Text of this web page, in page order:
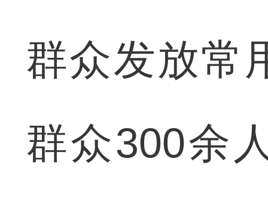
群众发放常
群众300余